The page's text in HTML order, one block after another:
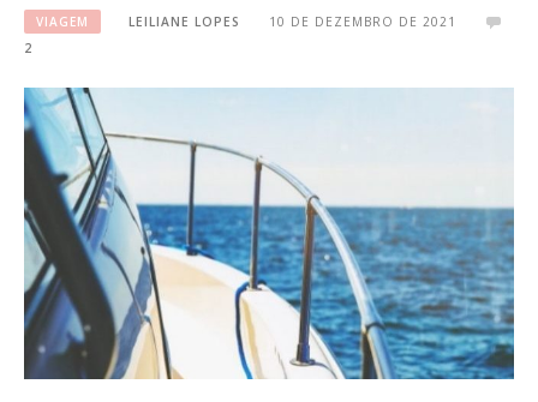
VIAGEM LEILIANE LOPES
10 DE DEZEMBRO DE 2021
2